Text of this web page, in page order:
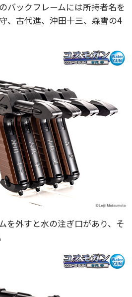
バックフレームには所持者名を
、古代進、沖田十三、森雪の4
を外すと水の注ぎ口があり、そ